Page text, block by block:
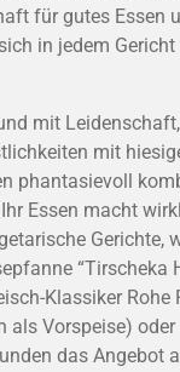
für gutes Essen
in jedem Gericht
mit
mit
phantasievoll
Essen macht
Gerichte,
“Tirscheka
Klassiker Rohe
als Vorspeise)
das Angebot